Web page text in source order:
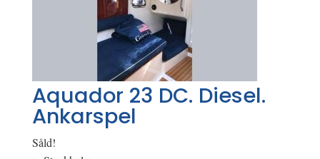
Aquador 23 DC. Diesel.
Ankarspel
Såld!